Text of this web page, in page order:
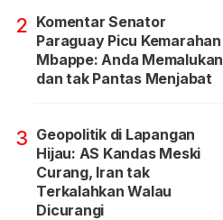
2 Komentar Senator
Paraguay Picu Kemarahan
Mbappe: Anda Memalukan
dan tak Pantas Menjabat
3 Geopolitik di Lapangan
Hijau: AS Kandas Meski
Curang, Iran tak
Terkalahkan Walau
Dicurangi